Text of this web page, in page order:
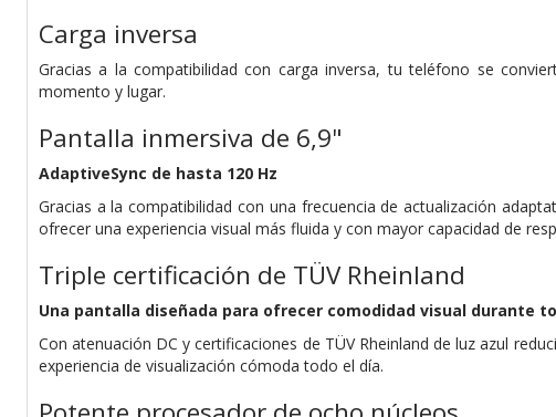
Carga inversa
Gracias a la compatibilidad con carga inversa, tu teléfono se
momento y lugar.
Pantalla inmersiva de 6,9"
AdaptiveSync de hasta 120 Hz
Gracias a la compatibilidad con una frecuencia de actualización
ofrecer una experiencia visual más fluida y con mayor capacidad de
Triple certificación de TÜV Rheinland
Una pantalla diseñada para ofrecer comodidad visual durante
Con atenuación DC y certificaciones de TÜV Rheinland de luz azul
experiencia de visualización cómoda todo el día.